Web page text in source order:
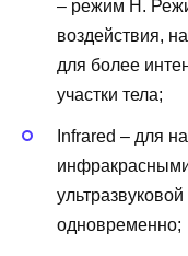
– режим H.
воздействия,
для более
участки тела;
Infrared – для
одновременно;